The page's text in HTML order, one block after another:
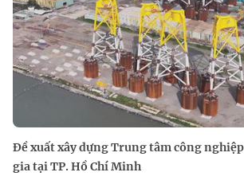
Đề xuất xây dựng Trung tâm công
gia tại TP. Hồ Chí Minh